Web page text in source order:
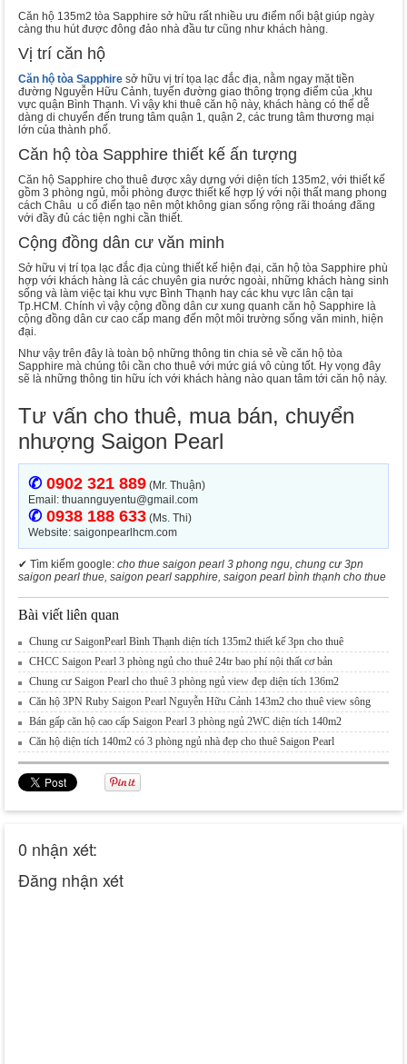
Căn hộ 135m2 tòa Sapphire sở hữu rất nhiều ưu điểm nổi bật giúp ngày
càng thu hút được đông đảo nhà đầu tư cũng như khách hàng.
Vị trí căn hộ
Căn hộ tòa Sapphire sở hữu vị trí tọa lạc đắc địa, nằm ngay mặt tiền
đường Nguyễn Hữu Cảnh, tuyến đường giao thông trọng điểm của ,khu
vực quận Bình Thạnh. Vì vậy khi thuê căn hộ này, khách hàng có thể dễ
dàng di chuyển đến trung tâm quận 1, quận 2, các trung tâm thương mại
lớn của thành phố.
Căn hộ tòa Sapphire thiết kế ấn tượng
Căn hộ Sapphire cho thuê được xây dựng với diện tích 135m2, với thiết kế
gồm 3 phòng ngủ, mỗi phòng được thiết kế hợp lý với nội thất mang phong
cách Châu u cổ điển tạo nên một không gian sống rộng rãi thoáng đãng
với đầy đủ các tiện nghi cần thiết.
Cộng đồng dân cư văn minh
Sở hữu vị trí tọa lạc đắc địa cùng thiết kế hiện đại, căn hộ tòa Sapphire phù
hợp với khách hàng là các chuyên gia nước ngoài, những khách hàng sinh
sống và làm việc tại khu vực Bình Thạnh hay các khu vực lân cận tại
Tp.HCM. Chính vì vậy cộng đồng dân cư xung quanh căn hộ Sapphire là
cộng đồng dân cư cao cấp mang đến một môi trường sống văn minh, hiện
đại.
Như vậy trên đây là toàn bộ những thông tin chia sẻ về căn hộ tòa
Sapphire mà chúng tôi cần cho thuê với mức giá vô cùng tốt. Hy vọng đây
sẽ là những thông tin hữu ích với khách hàng nào quan tâm tới căn hộ này.
Tư vấn cho thuê, mua bán, chuyển
nhượng Saigon Pearl
✆ 0902 321 889 (Mr. Thuận)
Email: thuannguyentu@gmail.com
✆ 0938 188 633 (Ms. Thi)
Website: saigonpearlhcm.com
✔ Tìm kiếm google: cho thue saigon pearl 3 phong ngu, chung cư 3pn
saigon pearl thue, saigon pearl sapphire, saigon pearl bình thạnh cho thue
Bài viết liên quan
Chung cư SaigonPearl Bình Thạnh diện tích 135m2 thiết kế 3pn cho thuê
CHCC Saigon Pearl 3 phòng ngủ cho thuê 24tr bao phí nội thất cơ bản
Chung cư Saigon Pearl cho thuê 3 phòng ngủ view đẹp diện tích 136m2
Căn hộ 3PN Ruby Saigon Pearl Nguyễn Hữu Cảnh 143m2 cho thuê view sông
Bán gấp căn hộ cao cấp Saigon Pearl 3 phòng ngủ 2WC diện tích 140m2
Căn hộ diện tích 140m2 có 3 phòng ngủ nhà đẹp cho thuê Saigon Pearl
0 nhận xét:
Đăng nhận xét